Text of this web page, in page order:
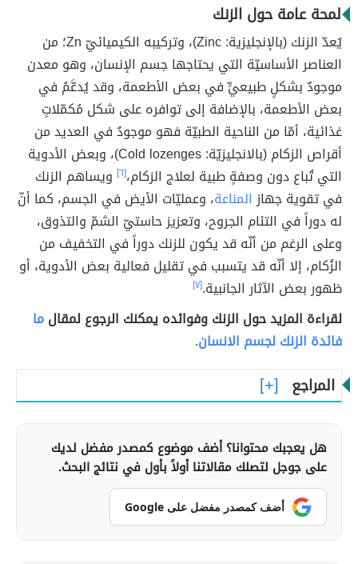
لمحة عامة حول الزنك
يُعدّ الزنك (بالإنجليزية: Zinc)، وتركيبه الكيميائيّ Zn؛ من
العناصر الأساسيّة التي يحتاجها جسم الإنسان، وهو معدن
موجودٌ بشكلٍ طبيعيٍّ في بعض الأطعمة، وقد يُدعَّمُ في
بعض الأطعمة، بالإضافة إلى توافره على شكل مُكمّلاتٍ
غذائية، أمّا من الناحية الطبيّة فهو موجودٌ في العديد من
أقراص الزكام (بالانجليزيّة: Cold lozenges)، وبعض الأدوية
التي تُباع دون وصفةٍ طبية لعلاج الزكام،[٦]
ويساهم الزنك
في تقوية جهازالمناعة، وعمليّات الأيض في الجسم، كما أنّ
له دوراً في التئام الجروح، وتعزيز حاستيّ الشمّ والتذوق،
وعلى الرغم من أنّه قد يكون للزنك دوراً في التخفيف من
الزُكام، إلا أنّه قد يتسبب في تقليل فعالية بعض الأدوية، أو
ظهور بعض الآثار الجانبية.[٧]
لقراءة المزيد حول الزنك وفوائده يمكنك الرجوع لمقالما
فائدة الزنك لجسم الانسان.
المراجع
هل يعجبك محتوانا؟ أضف موضوع كمصدر مفضل لديك
على جوجل لتصلك مقالاتنا أولاً بأول في نتائج البحث.
أضف كمصدر مفضل على Google